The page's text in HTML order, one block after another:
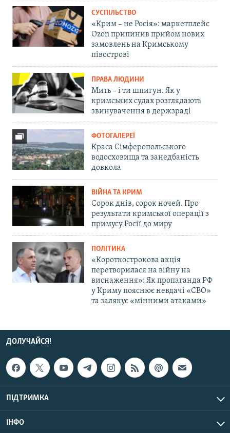
СУСПІЛЬСТВО
«Крим – не Росія»: маркетплейс
Ozon припинив прийом нових
замовлень на Кримському
півострові
ПРАВА ЛЮДИНИ
Мить – і ти шпигун. Як у
кримських судах розглядають
звинувачення в держзраді
ФОТОГАЛЕРЕЇ
Краса Сімферопольського
водосховища та занедбаність
довкола
ВІЙНА ТА КРИМ
Сорок днів, сорок ночей. Про
результати кримської операції з
примусу Росії до миру
ПОЛІТИКА
«Короткострокова акція
перетворилася на війну на
виснаження»: Як пропаганда РФ
у Криму пояснює невдачі «СВО»
та залякує «мінними атаками»
ДОЛУЧАЙСЯ!
ПІДТРИМКА
ІНФО